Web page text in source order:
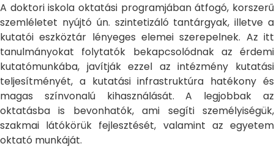
A doktori iskola oktatási programjában átfogó, korszerű
szemléletet nyújtó ún. szintetizáló tantárgyak, illetve a
kutatói eszköztár lényeges elemei szerepelnek. Az itt
tanulmányokat folytatók bekapcsolódnak az érdemi
kutatómunkába, javítják ezzel az intézmény kutatási
teljesítményét, a kutatási infrastruktúra hatékony és
magas színvonalú kihasználását. A legjobbak az
oktatásba is bevonhatók, ami segíti személyiségük,
szakmai látókörük fejlesztését, valamint az egyetem
oktató munkáját.